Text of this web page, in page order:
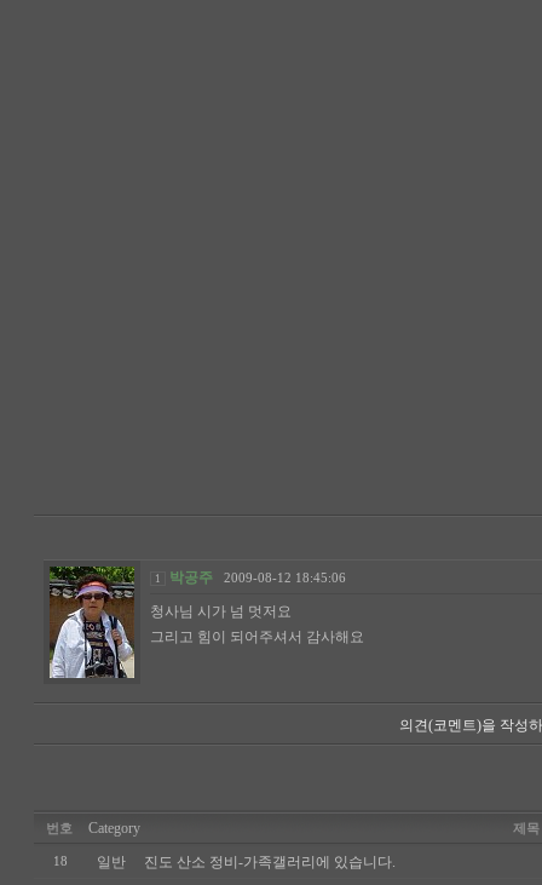
1 박공주 2009-08-12 18:45:06
청사님 시가 넘 멋저요
그리고 힘이 되어주셔서 감사해요
의견(코멘트)을 작성
번호 Category 제목
18 일반 진도 산소 정비-가족갤러리에 있습니다.